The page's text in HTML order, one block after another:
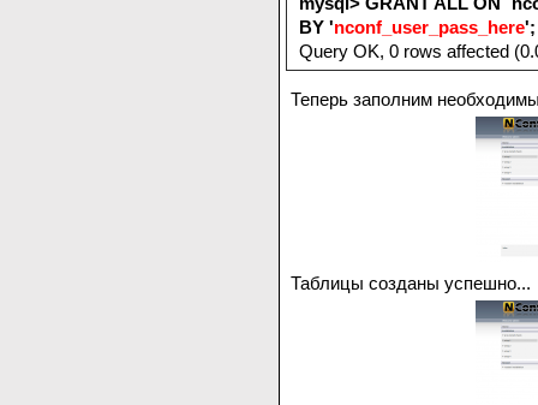
BY 'nconf_user_pass_here';
Query OK, 0 rows affected
Теперь заполним
Таблицы созданы успешно...